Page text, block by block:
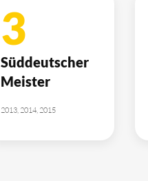
3
Süddeutscher
Meister
2013, 2014, 2015